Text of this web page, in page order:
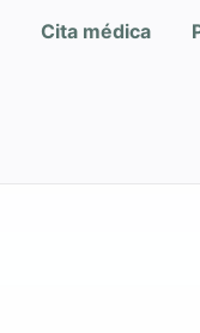
Cita médica